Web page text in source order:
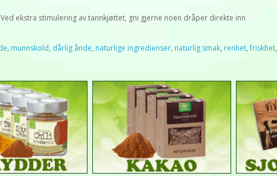
ekstra stimulering av tannkjøttet, gni gjerne noen dråper direkte inn
, munnskold, dårlig ånde, naturlige ingredienser, naturlig smak, renhet,friskhet,